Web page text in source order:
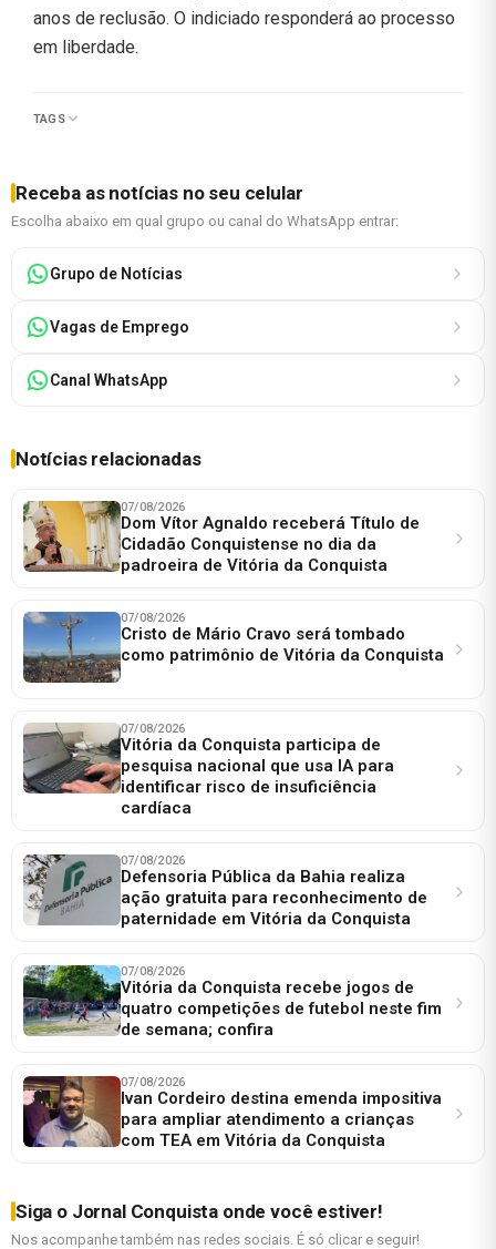
anos de reclusão. O indiciado responderá ao processo
em liberdade.
TAGS
Receba as notícias no seu celular
Escolha abaixo em qual grupo ou canal do WhatsApp entrar:
Grupo de Notícias
Vagas de Emprego
Canal WhatsApp
Notícias relacionadas
07/08/2026
Dom Vítor Agnaldo receberá Título de
Cidadão Conquistense no dia da
padroeira de Vitória da Conquista
07/08/2026
Cristo de Mário Cravo será tombado
como patrimônio de Vitória da Conquista
07/08/2026
Vitória da Conquista participa de
pesquisa nacional que usa IA para
identificar risco de insuficiência
cardíaca
07/08/2026
Defensoria Pública da Bahia realiza
ação gratuita para reconhecimento de
paternidade em Vitória da Conquista
07/08/2026
Vitória da Conquista recebe jogos de
quatro competições de futebol neste fim
de semana; confira
07/08/2026
Ivan Cordeiro destina emenda impositiva
para ampliar atendimento a crianças
com TEA em Vitória da Conquista
Siga o Jornal Conquista onde você estiver!
Nos acompanhe também nas redes sociais. É só clicar e seguir!